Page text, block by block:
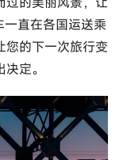
直在各国运送乘
您的下一次旅行变
定。